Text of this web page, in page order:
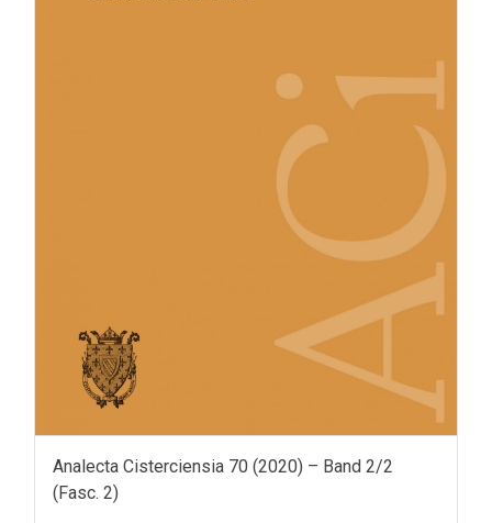
Analecta Cisterciensia 70 (2020) – Band 2/2
(Fasc. 2)